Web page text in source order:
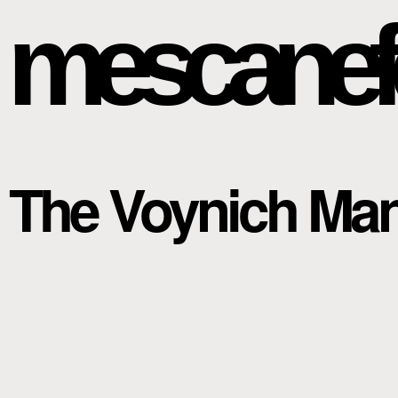
The Voynich